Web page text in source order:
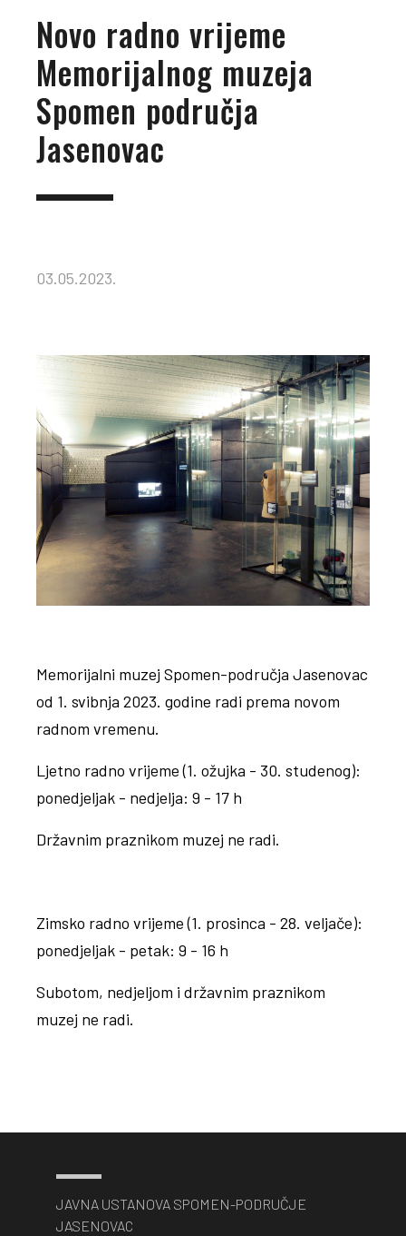
Novo radno vrijeme
Memorijalnog muzeja
Spomen područja
Jasenovac
03.05.2023.
Memorijalni muzej Spomen-područja Jasenovac
od 1. svibnja 2023. godine radi prema novom
radnom vremenu.
Ljetno radno vrijeme (1. ožujka - 30. studenog):
ponedjeljak - nedjelja: 9 - 17 h
Državnim praznikom muzej ne radi.
Zimsko radno vrijeme (1. prosinca - 28. veljače):
ponedjeljak - petak: 9 - 16 h
Subotom, nedjeljom i državnim praznikom
muzej ne radi.
JAVNA USTANOVA SPOMEN-PODRUČJE
JASENOVAC